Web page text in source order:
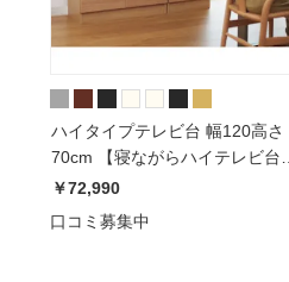
ハイタイプテレビ台 幅120高さ
70cm 【寝ながらハイテレビ台シ
リーズ】
￥72,990
口コミ募集中